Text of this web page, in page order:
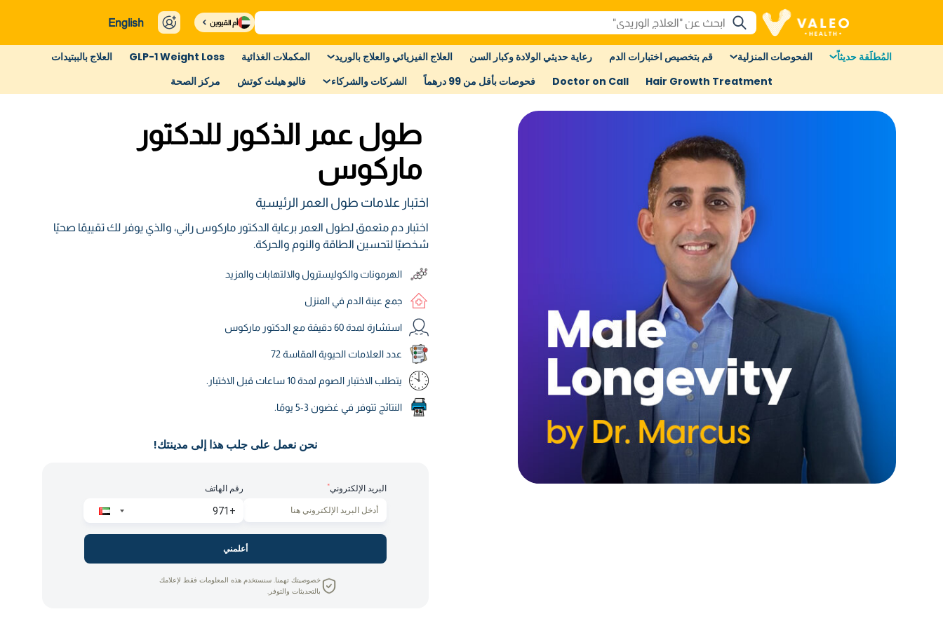
أم القيوين English
المُطلَقة حديثاً الفحوصات المنزلية قم بتخصيص اختبارات الدم رعاية حديثي الولادة وكبار السن العلاج الفيزيائي والعلاج بالوريد المكملات الغذائية GLP-1 Weight Loss
العلاج بالببتيدات
Hair Growth Treatment
Doctor on Call فحوصات بأقل من 99 درهماً الشركات والشركاء فاليو هيلث كوتش مركز الصحة
طول عمر الذكور للدكتور
ماركوس
اختبار علامات طول العمر الرئيسية
اختبار دم متعمق لطول العمر برعاية الدكتور ماركوس راني، والذي يوفر لك تقييمًا صحيًا
شخصيًا لتحسين الطاقة والنوم والحركة.
الهرمونات والكوليسترول والالتهابات والمزيد
جمع عينة الدم في المنزل
استشارة لمدة 60 دقيقة مع الدكتور ماركوس
عدد العلامات الحيوية المقاسة 72
يتطلب الاختبار الصوم لمدة 10 ساعات قبل الاختبار.
النتائج تتوفر في غضون 3-5 يومًا.
نحن نعمل على جلب هذا إلى مدينتك!
البريد الإلكتروني* رقم الهاتف
أعلمني
خصوصيتك تهمنا. سنستخدم هذه المعلومات فقط لإعلامك
بالتحديثات والتوفر.